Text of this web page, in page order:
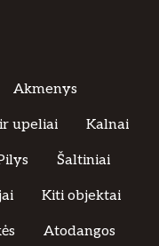
Akmenys
upeliai Kalnai
Šaltiniai
Kiti objektai
Atodangos